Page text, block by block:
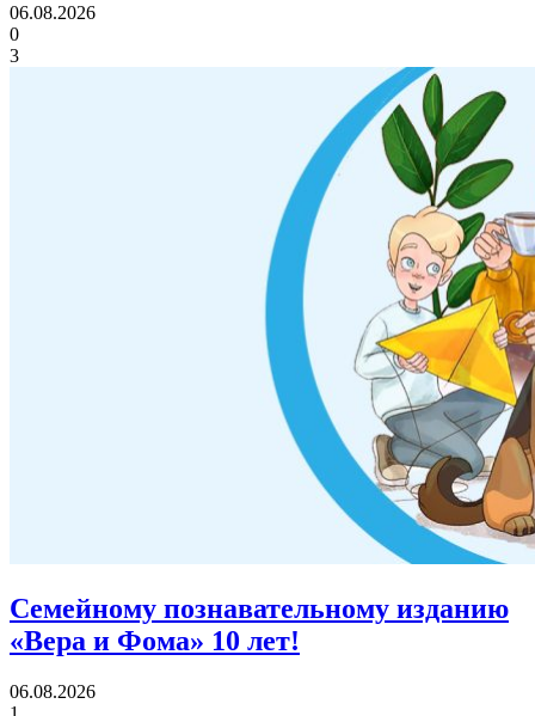
06.08.2026
0
3
Семейному познавательному изданию
«Вера и Фома» 10 лет!
06.08.2026